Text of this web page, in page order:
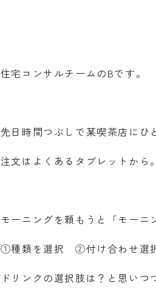
住宅コンサルチームのBです。
先日時間つぶしで某喫茶店にひ
注文はよくあるタブレットから。
モーニングを頼もうと「モーニ
①種類を選択 ②付け合わせ選
ドリンクの選択肢は？と思いつ